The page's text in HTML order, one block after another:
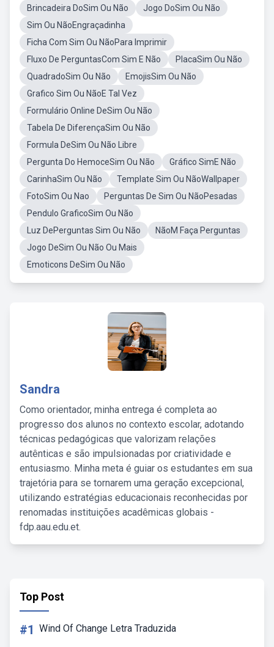
Brincadeira DoSim Ou Não
Jogo DoSim Ou Não
Sim Ou NãoEngraçadinha
Ficha Com Sim Ou NãoPara Imprimir
Fluxo De PerguntasCom Sim E Não
PlacaSim Ou Não
QuadradoSim Ou Não
EmojisSim Ou Não
Grafico Sim Ou NãoE Tal Vez
Formulário Online DeSim Ou Não
Tabela De DiferençaSim Ou Não
Formula DeSim Ou Não Libre
Pergunta Do HemoceSim Ou Não
Gráfico SimE Não
CarinhaSim Ou Não
Template Sim Ou NãoWallpaper
FotoSim Ou Nao
Perguntas De Sim Ou NãoPesadas
Pendulo GraficoSim Ou Não
Luz DePerguntas Sim Ou Não
NãoM Faça Perguntas
Jogo DeSim Ou Não Ou Mais
Emoticons DeSim Ou Não
Sandra
Como orientador, minha entrega é completa ao
progresso dos alunos no contexto escolar, adotando
técnicas pedagógicas que valorizam relações
autênticas e são impulsionadas por criatividade e
entusiasmo. Minha meta é guiar os estudantes em sua
trajetória para se tornarem uma geração excepcional,
utilizando estratégias educacionais reconhecidas por
renomadas instituições acadêmicas globais -
fdp.aau.edu.et.
Top Post
#1 Wind Of Change Letra Traduzida